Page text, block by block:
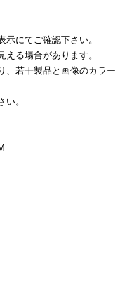
にてご確認下さい。
る場合があります。
、若干製品と画像のカラー
。